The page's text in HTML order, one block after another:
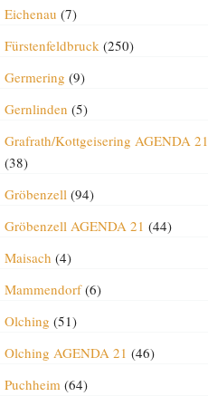
Eichenau (7)
Fürstenfeldbruck(250)
Germering (9)
Gernlinden (5)
Grafrath/Kottgeisering AGENDA 21
(38)
Gröbenzell(94)
Gröbenzell AGENDA 21 (44)
Maisach (4)
Mammendorf(6)
Olching (51)
Olching AGENDA 21 (46)
Puchheim(64)